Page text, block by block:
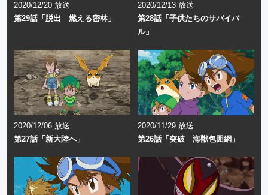
2020/12/20 放送
第29話「脱出 燃える密林」
2020/12/13 放送
第28話「子供たちのサバイバ
ル」
2020/12/06 放送
第27話「新大陸へ」
2020/11/29 放送
第26話「突破 海獣包囲網」